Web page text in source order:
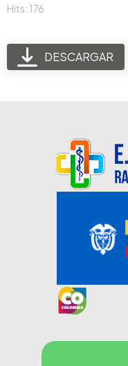
Hits: 176
DESCARGAR